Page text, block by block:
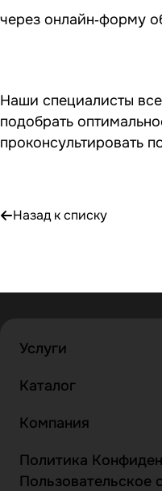
через онлайн‑форму
Наши специалисты
подобрать
проконсультировать
Назад к списку
Услуги
Каталог
Компания
Политика
Пользовательское